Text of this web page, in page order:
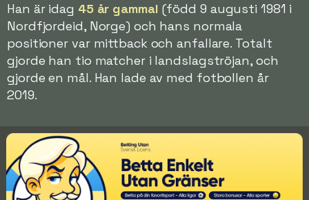
Han är idag 45 år gammal (född 9 augusti 1981 i
Nordfjordeid, Norge) och hans normala
positioner var mittback och anfallare. Totalt
gjorde han tio matcher i landslagströjan, och
gjorde en mål. Han lade av med fotbollen år
2019.